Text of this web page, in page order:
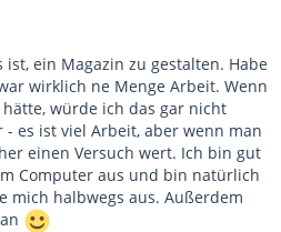
ist, ein Magazin zu gestalten. Habe
wirklich ne Menge Arbeit. Wenn
würde ich das gar nicht
es ist viel Arbeit, aber wenn man
einen Versuch wert. Ich bin gut
Computer aus und bin natürlich
mich halbwegs aus. Außerdem